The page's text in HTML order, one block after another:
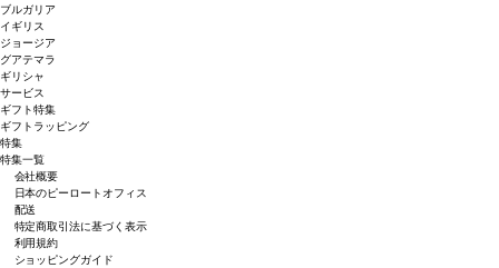
ブルガリア
イギリス
ジョージア
グアテマラ
ギリシャ
サービス
ギフト特集
ギフトラッピング
特集
特集一覧
会社概要
日本のピーロートオフィス
配送
特定商取引法に基づく表示
利用規約
ショッピングガイド